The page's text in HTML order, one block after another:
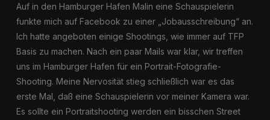
Auf in den Hamburger Hafen Malin eine Schauspielerin
funkte mich auf Facebook zu einer „Jobausschreibung“ an.
Ich hatte angeboten einige Shootings, wie immer auf TFP
Basis zu machen. Nach ein paar Mails war klar, wir treffen
uns im Hamburger Hafen für ein Portrait-Fotografie-
Shooting. Meine Nervosität stieg schließlich war es das
erste Mal, daß eine Schauspielerin vor meiner Kamera war.
Es sollte ein Portraitshooting werden ein bisschen Street